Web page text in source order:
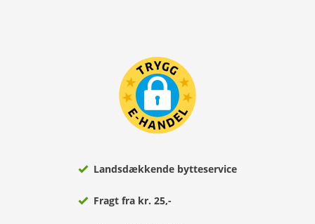
Landsdækkende bytteservice
Fragt fra kr. 25,-